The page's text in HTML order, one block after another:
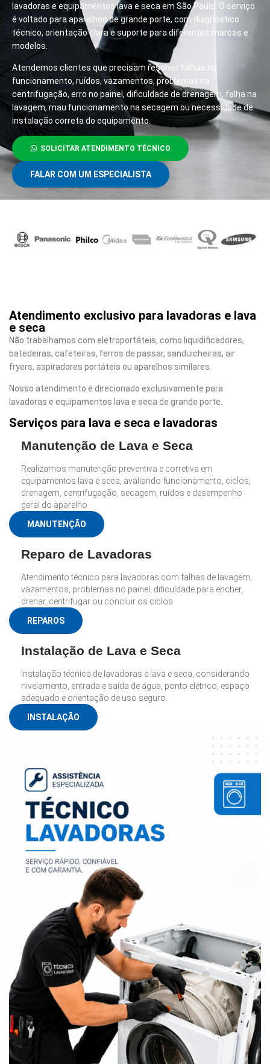
lavadoras e equipamentos lava e seca em São Paulo. O serviço
é voltado para aparelhos de grande porte, com diagnóstico
técnico, orientação clara e suporte para diferentes marcas e
modelos.
Atendemos clientes que precisam resolver falhas no
funcionamento, ruídos, vazamentos, problemas na
centrifugação, erro no painel, dificuldade de drenagem, falha na
lavagem, mau funcionamento na secagem ou necessidade de
instalação correta do equipamento.
SOLICITAR ATENDIMENTO TÉCNICO
FALAR COM UM ESPECIALISTA
Atendimento exclusivo para lavadoras e lava
e seca
Não trabalhamos com eletroportáteis, como liquidificadores,
batedeiras, cafeteiras, ferros de passar, sanduicheiras, air
fryers, aspiradores portáteis ou aparelhos similares.
Nosso atendimento é direcionado exclusivamente para
lavadoras e equipamentos lava e seca de grande porte.
Serviços para lava e seca e lavadoras
Manutenção de Lava e Seca
Realizamos manutenção preventiva e corretiva em
equipamentos lava e seca, avaliando funcionamento, ciclos,
drenagem, centrifugação, secagem, ruídos e desempenho
geral do aparelho.
MANUTENÇÃO
Reparo de Lavadoras
Atendimento técnico para lavadoras com falhas de lavagem,
vazamentos, problemas no painel, dificuldade para encher,
drenar, centrifugar ou concluir os ciclos
REPAROS
Instalação de Lava e Seca
Instalação técnica de lavadoras e lava e seca, considerando
nivelamento, entrada e saída de água, ponto elétrico, espaço
adequado e orientação de uso seguro.
INSTALAÇÃO